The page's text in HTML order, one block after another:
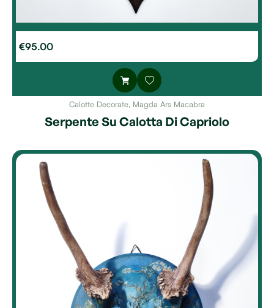
€95.00
Calotte Decorate, Magda Ars Macabra
Serpente Su Calotta Di Capriolo